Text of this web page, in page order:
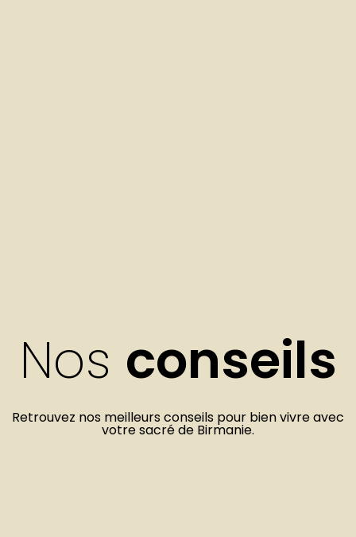
Nos conseils
Retrouvez nos meilleurs conseils pour bien vivre avec
votre sacré de Birmanie.